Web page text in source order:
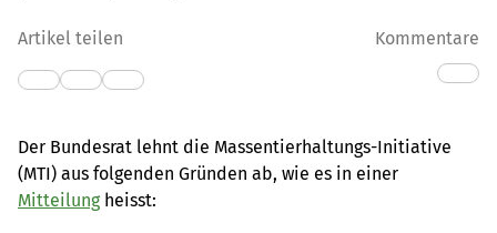
Artikel teilen Kommentare
Der Bundesrat lehnt die Massentierhaltungs-Initiative
(MTI) aus folgenden Gründen ab, wie es in einer
Mitteilungheisst: